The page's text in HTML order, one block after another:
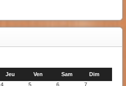
Jeu Ven Sam
Dim
4 5 6
7